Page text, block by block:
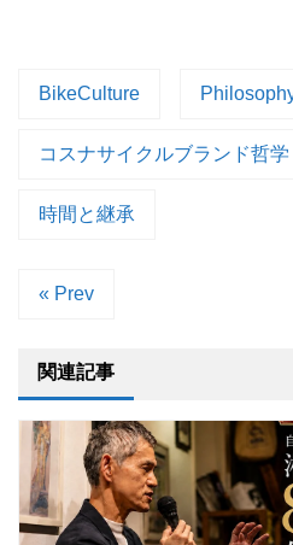
BikeCulture
コスナサイクルブランド哲学
時間と継承
« Prev
関連記事